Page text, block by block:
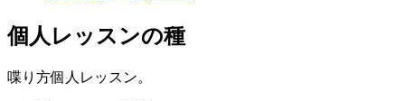
個人レッスンの種
喋り方個人レッスン。